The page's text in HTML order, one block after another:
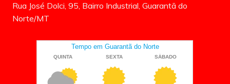
Rua José Dolci, 95, Bairro Industrial, Guarantã do
Norte/MT